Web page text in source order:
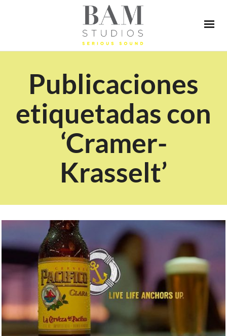
Publicaciones
etiquetadas con
‘Cramer-
Krasselt’